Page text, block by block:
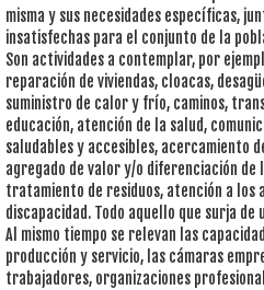
misma y sus necesidades específicas,
insatisfechas para el conjunto de la
Son actividades a contemplar, por
reparación de viviendas, cloacas,
suministro de calor y frío, caminos,
educación, atención de la salud,
saludables y accesibles, acercamiento
agregado de valor y/o diferenciación
tratamiento de residuos, atención a los
discapacidad. Todo aquello que surja
Al mismo tiempo se relevan las
producción y servicio, las cámaras
trabajadores, organizaciones